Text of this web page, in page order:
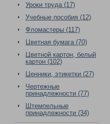
Уроки труда (17)
Учебные пособия (12)
Фломастеры (117)
Цветная бумага (70)
Цветной картон, белый
картон (102)
Ценники, этикетки (27)
Чертежные
принадлежности (77)
Штемпельные
принадлежности (34)